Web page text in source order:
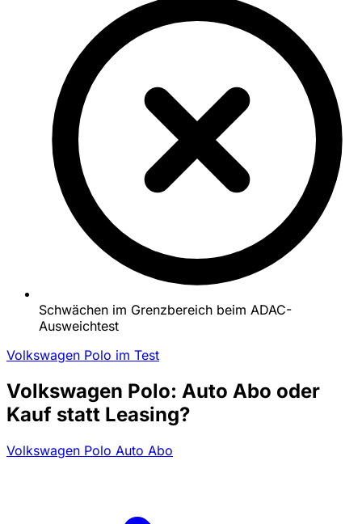
Schwächen im Grenzbereich beim ADAC-
Ausweichtest
Volkswagen Polo im Test
Volkswagen Polo: Auto Abo oder
Kauf statt Leasing?
Volkswagen Polo Auto Abo